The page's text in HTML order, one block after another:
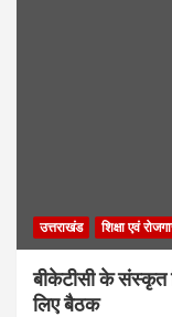
उत्तराखंड शिक्षा एवं
बीकेटीसी के संस्कृत
लिए बैठक